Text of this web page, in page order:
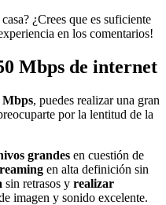
¿Crees que es suficiente
en los comentarios!
Mbps de internet
Mbps, puedes realizar una gran
por la lentitud de la
grandes en cuestión de
en alta definición sin
sin retrasos y realizar
imagen y sonido excelente.